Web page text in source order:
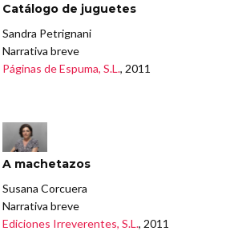
Catálogo de juguetes
Sandra Petrignani
Narrativa breve
Páginas de Espuma, S.L., 2011
A machetazos
Susana Corcuera
Narrativa breve
Ediciones Irreverentes, S.L., 2011